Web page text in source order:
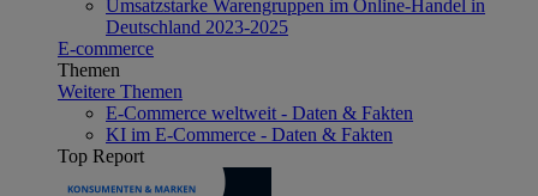
Umsatzstarke Warengruppen im Online-Handel in
Deutschland 2023-2025
E-commerce
Themen
Weitere Themen
E-Commerce weltweit - Daten & Fakten
KI im E-Commerce - Daten & Fakten
Top Report